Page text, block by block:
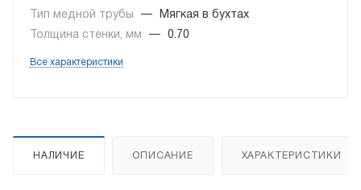
Тип медной трубы
—
Мягкая в бухтах
Толщина стенки, мм
— 0.70
Все характеристики
НАЛИЧИЕ ОПИСАНИЕ ХАРАКТЕРИСТИКИ